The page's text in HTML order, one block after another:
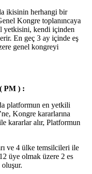
ikisinin herhangi bir
Kongre toplanıncaya
yetkisini, kendi içinden
En geç 3 ay içinde eş
genel kongreyi
PM ) :
platformun en yetkili
Kongre kararlarına
kararlar alır, Platformun
ve 4 ülke temsilcileri ile
üye olmak üzere 2 es